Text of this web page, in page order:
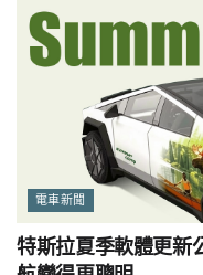
電車新聞
特斯拉夏季軟體更新